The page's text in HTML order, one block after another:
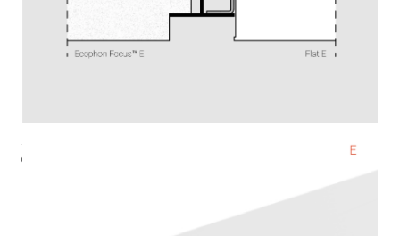
стоимость